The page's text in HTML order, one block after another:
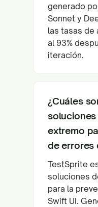
generado
Sonnet y
las tasas de
al 93%
iteración.
¿Cuáles
extremo
de errores
TestSprite
soluciones
para la
Swift UI.